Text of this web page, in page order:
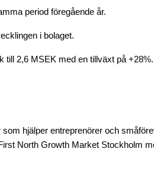
period föregående år.
i bolaget.
till 2,6 MSEK med en tillväxt på +28%.
hjälper entreprenörer och
North Growth Market Stockholm